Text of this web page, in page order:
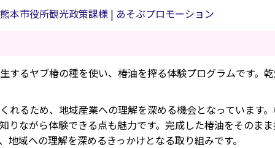
本市役所観光政策課様 | あそぶプロモーション
するヤブ椿の種を使い、椿油を搾る体験プログラムです。
れるため、地域産業への理解を深める機会となっています
りながら体験できる点も魅力です。完成した椿油をそのま
域への理解を深めるきっかけとなる取り組みです。